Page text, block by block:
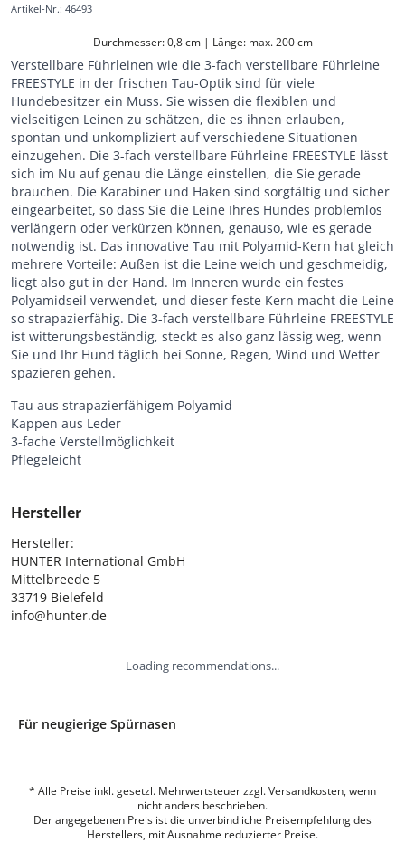
Artikel-Nr.: 46493
Durchmesser: 0,8 cm | Länge: max. 200 cm
Verstellbare Führleinen wie die 3-fach verstellbare Führleine
FREESTYLE in der frischen Tau-Optik sind für viele
Hundebesitzer ein Muss. Sie wissen die flexiblen und
vielseitigen Leinen zu schätzen, die es ihnen erlauben,
spontan und unkompliziert auf verschiedene Situationen
einzugehen. Die 3-fach verstellbare Führleine FREESTYLE lässt
sich im Nu auf genau die Länge einstellen, die Sie gerade
brauchen. Die Karabiner und Haken sind sorgfältig und sicher
eingearbeitet, so dass Sie die Leine Ihres Hundes problemlos
verlängern oder verkürzen können, genauso, wie es gerade
notwendig ist. Das innovative Tau mit Polyamid-Kern hat gleich
mehrere Vorteile: Außen ist die Leine weich und geschmeidig,
liegt also gut in der Hand. Im Inneren wurde ein festes
Polyamidseil verwendet, und dieser feste Kern macht die Leine
so strapazierfähig. Die 3-fach verstellbare Führleine FREESTYLE
ist witterungsbeständig, steckt es also ganz lässig weg, wenn
Sie und Ihr Hund täglich bei Sonne, Regen, Wind und Wetter
spazieren gehen.
Tau aus strapazierfähigem Polyamid
Kappen aus Leder
3-fache Verstellmöglichkeit
Pflegeleicht
Hersteller
Hersteller:
HUNTER International GmbH
Mittelbreede 5
33719 Bielefeld
info@hunter.de
Loading recommendations...
Für neugierige Spürnasen
* Alle Preise inkl. gesetzl. Mehrwertsteuer zzgl. Versandkosten, wenn
nicht anders beschrieben.
Der angegebenen Preis ist die unverbindliche Preisempfehlung des
Herstellers, mit Ausnahme reduzierter Preise.